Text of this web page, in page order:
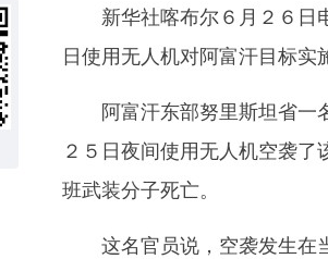
新华社喀布尔６月２６日
日使用无人机对阿富汗目标实
阿富汗东部努里斯坦省一
２５日夜间使用无人机空袭
班武装分子死亡。
这名官员说，空袭发生在